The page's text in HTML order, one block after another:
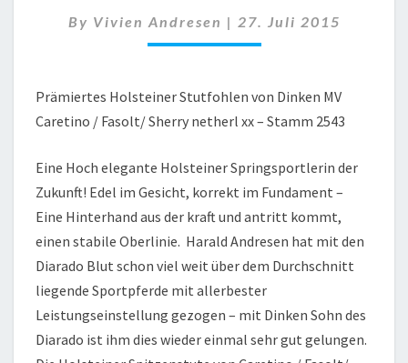
By Vivien Andresen | 27. Juli 2015
Prämiertes Holsteiner Stutfohlen von Dinken MV
Caretino / Fasolt/ Sherry netherl xx – Stamm 2543
Eine Hoch elegante Holsteiner Springsportlerin der
Zukunft! Edel im Gesicht, korrekt im Fundament –
Eine Hinterhand aus der kraft und antritt kommt,
einen stabile Oberlinie. Harald Andresen hat mit den
Diarado Blut schon viel weit über dem Durchschnitt
liegende Sportpferde mit allerbester
Leistungseinstellung gezogen – mit Dinken Sohn des
Diarado ist ihm dies wieder einmal sehr gut gelungen.